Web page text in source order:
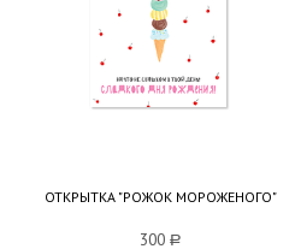
ОТКРЫТКА "РОЖОК МОРОЖЕНОГО"
300 a